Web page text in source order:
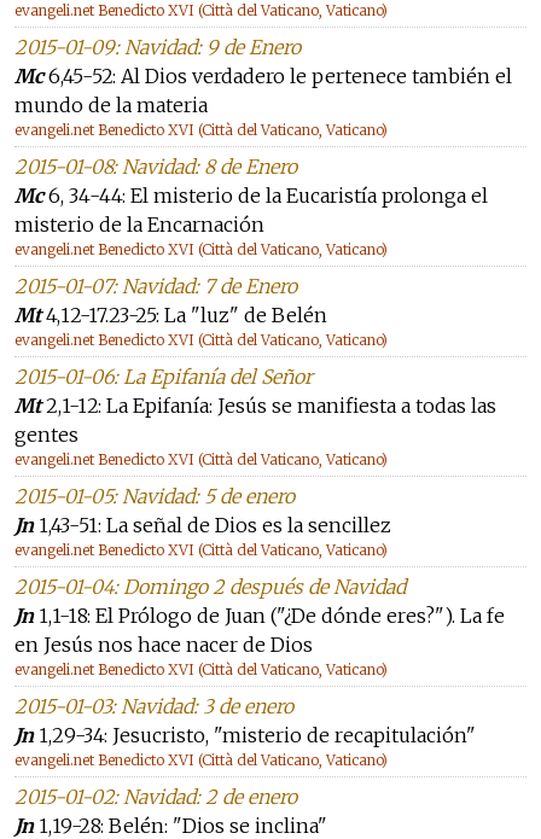
evangeli.net Benedicto XVI (Città del Vaticano, Vaticano)
2015-01-09: Navidad: 9 de Enero
Mc6,45-52: Al Dios verdadero le pertenece también el
mundo de la materia
evangeli.net Benedicto XVI (Città del Vaticano, Vaticano)
2015-01-08: Navidad: 8 de Enero
Mc6, 34-44: El misterio de la Eucaristía prolonga el
misterio de la Encarnación
evangeli.net Benedicto XVI (Città del Vaticano, Vaticano)
2015-01-07: Navidad: 7 de Enero
Mt4,12-17.23-25: La "luz" de Belén
evangeli.net Benedicto XVI (Città del Vaticano, Vaticano)
2015-01-06: La Epifanía del Señor
Mt2,1-12: La Epifanía: Jesús se manifiesta a todas las
gentes
evangeli.net Benedicto XVI (Città del Vaticano, Vaticano)
2015-01-05: Navidad: 5 de enero
Jn1,43-51: La señal de Dios es la sencillez
evangeli.net Benedicto XVI (Città del Vaticano, Vaticano)
2015-01-04: Domingo 2 después de Navidad
Jn1,1-18: El Prólogo de Juan ("¿De dónde eres?"). La fe
en Jesús nos hace nacer de Dios
evangeli.net Benedicto XVI (Città del Vaticano, Vaticano)
2015-01-03: Navidad: 3 de enero
Jn1,29-34: Jesucristo, "misterio de recapitulación"
evangeli.net Benedicto XVI (Città del Vaticano, Vaticano)
2015-01-02: Navidad: 2 de enero
Jn1,19-28: Belén: "Dios se inclina"